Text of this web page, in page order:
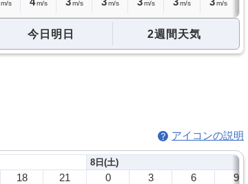
m/s m/s m/s m/s m/s m/s m/s
今日明日 2週間天気
アイコンの説明
18 21
8日(土)
0 3 6 9